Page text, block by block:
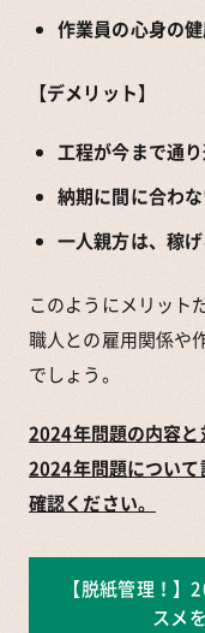
作業員の心身の
【デメリット】
工程が今まで通
納期に間に合わ
一人親方は、稼
このようにメリット
職人との雇用関係や
でしょう。
2024年問題の内容と
2024年問題につい
確認ください。
【脱紙管理！
スメ